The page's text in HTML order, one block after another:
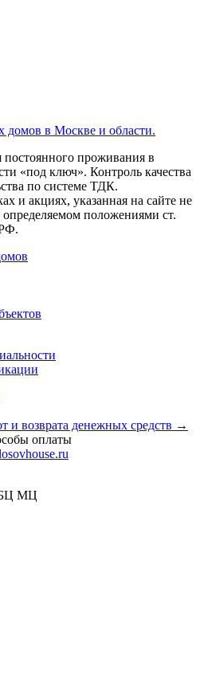
проживания в
«под ключ». Контроль качества
по системе ТДК.
и акциях, указанная на сайте не
определяемом положениями ст.
и возврата денежных средств →
БЦ МЦ